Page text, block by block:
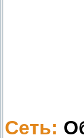
Сеть: